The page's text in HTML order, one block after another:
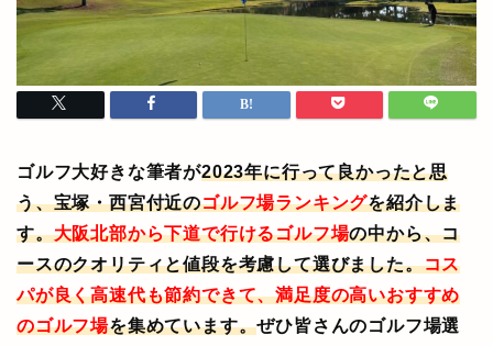
ゴルフ大好きな筆者が2023年に行って良かったと思
う、宝塚・西宮付近のゴルフ場ランキングを紹介しま
す。大阪北部から下道で行けるゴルフ場の中から、コ
ースのクオリティと値段を考慮して選びました。コス
パが良く高速代も節約できて、満足度の高いおすすめ
のゴルフ場を集めています。ぜひ皆さんのゴルフ場選